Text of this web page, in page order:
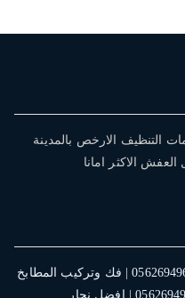
التنظيف الارخص بالمدينة
الاكثر امانا